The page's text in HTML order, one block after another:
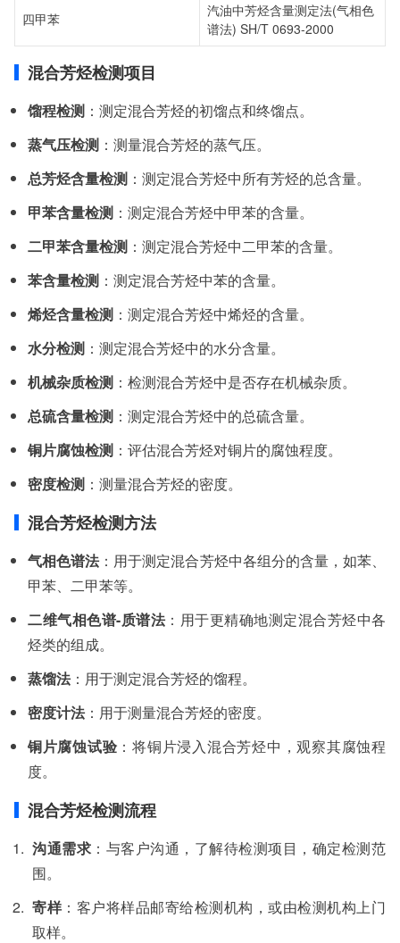
四甲苯
汽油中芳烃含量测定法(气相色
谱法) SH/T 0693-2000
混合芳烃检测项目
馏程检测 ：测定混合芳烃的初馏点和终馏点。
蒸气压检测 ：测量混合芳烃的蒸气压。
总芳烃含量检测 ：测定混合芳烃中所有芳烃的总含量。
甲苯含量检测 ：测定混合芳烃中甲苯的含量。
二甲苯含量检测 ：测定混合芳烃中二甲苯的含量。
苯含量检测 ：测定混合芳烃中苯的含量。
烯烃含量检测 ：测定混合芳烃中烯烃的含量。
水分检测 ：测定混合芳烃中的水分含量。
机械杂质检测 ：检测混合芳烃中是否存在机械杂质。
总硫含量检测 ：测定混合芳烃中的总硫含量。
铜片腐蚀检测 ：评估混合芳烃对铜片的腐蚀程度。
密度检测 ：测量混合芳烃的密度。
混合芳烃检测方法
气相色谱法：用于测定混合芳烃中各组分的含量，如苯、
甲苯、二甲苯等。
二维气相色谱-质谱法：用于更精确地测定混合芳烃中各
烃类的组成。
蒸馏法：用于测定混合芳烃的馏程。
密度计法：用于测量混合芳烃的密度。
铜片腐蚀试验 ：将铜片浸入混合芳烃中，观察其腐蚀程
度。
混合芳烃检测流程
沟通需求 ：与客户沟通，了解待检测项目，确定检测范
围。
寄样：客户将样品邮寄给检测机构，或由检测机构上门
取样。